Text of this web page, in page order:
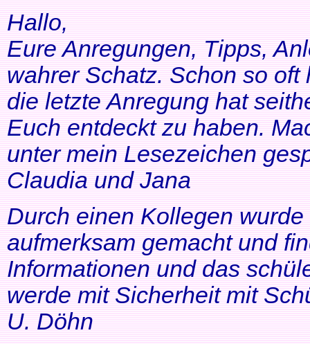
Hallo,
Eure Anregungen, Tipps,
wahrer Schatz. Schon so
die letzte Anregung hat
Euch entdeckt zu haben.
unter mein Lesezeichen
Claudia und Jana
Durch einen Kollegen
aufmerksam gemacht und
Informationen und das
werde mit Sicherheit mit
U. Döhn